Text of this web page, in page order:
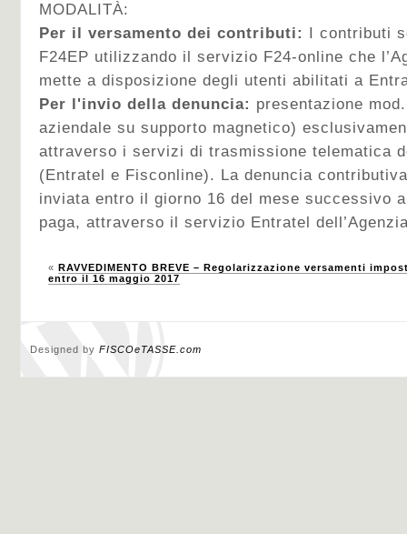
MODALITÀ:
Per il versamento dei contributi: I contributi
F24EP utilizzando il servizio F24-online che
mette a disposizione degli utenti abilitati a
Per l'invio della denuncia: presentazione
aziendale su supporto magnetico)
attraverso i servizi di trasmissione telematica
(Entratel e Fisconline). La denuncia
inviata entro il giorno 16 del mese successivo
paga, attraverso il servizio Entratel
« RAVVEDIMENTO BREVE – Regolarizzazione versamenti
entro il 16 maggio 2017
Designed by FISCOeTASSE.com